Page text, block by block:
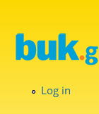
Log in